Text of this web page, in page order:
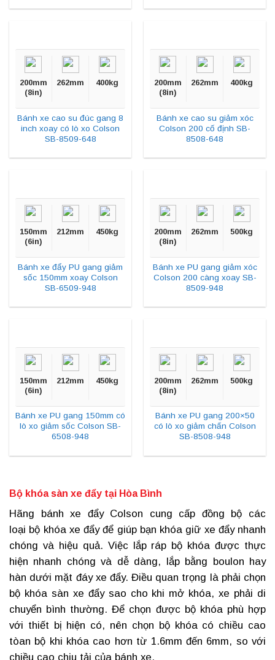
200mm
(8in)
262mm 400kg
Bánh xe cao su đúc gang 8
inch xoay có lò xo Colson
SB-8509-648
200mm
(8in)
262mm 400kg
Bánh xe cao su giảm xóc
Colson 200 cố định SB-
8508-648
150mm
(6in)
212mm 450kg
Bánh xe đẩy PU gang giảm
sốc 150mm xoay Colson
SB-6509-948
200mm
(8in)
262mm 500kg
Bánh xe PU gang giảm xóc
Colson 200 càng xoay SB-
8509-948
150mm
(6in)
212mm 450kg
Bánh xe PU gang 150mm có
lò xo giảm sốc Colson SB-
6508-948
200mm
(8in)
262mm 500kg
Bánh xe PU gang 200×50
có lò xo giảm chấn Colson
SB-8508-948
Bộ khóa sàn xe đẩy tại Hòa Bình
Hãng bánh xe đẩy Colson cung cấp đồng bộ các
loại bộ khóa xe đẩy để giúp bạn khóa giữ xe đẩy nhanh
chóng và hiệu quả. Việc lắp ráp bộ khóa được thực
hiện nhanh chóng và dễ dàng, lắp bằng boulon hay
hàn dưới mặt đáy xe đẩy. Điều quan trọng là phải chọn
bộ khóa sàn xe đẩysao cho khi mở khóa, xe phải di
chuyển bình thường. Để chọn được bộ khóa phù hợp
với thiết bị hiện có, nên chọn bộ khóa có chiều cao
tòan bộ khi khóa cao hơn từ 1.6mm đến 6mm, so với
chiều cao chịu tải của bánh xe.